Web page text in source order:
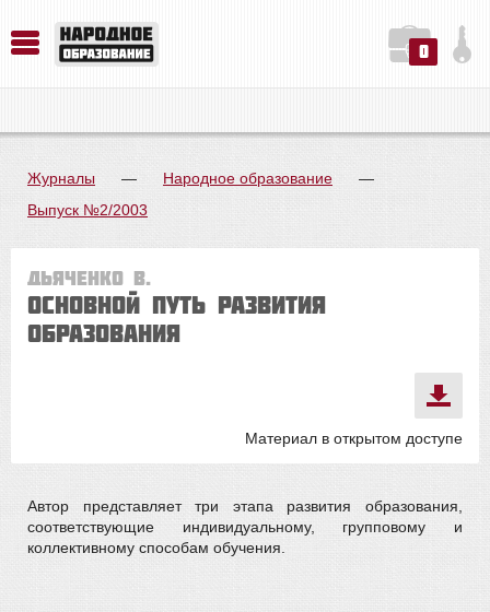
0
Журналы — Народное образование
—
Выпуск №2/2003
Дьяченко В.
ОСНОВНОЙ ПУТЬ РАЗВИТИЯ
ОБРАЗОВАНИЯ
Материал в открытом доступе
Автор представляет три этапа развития образования,
соответствующие индивидуальному, групповому и
коллективному способам обучения.